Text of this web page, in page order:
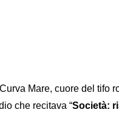
Mare, cuore del tifo
che recitava “Società: